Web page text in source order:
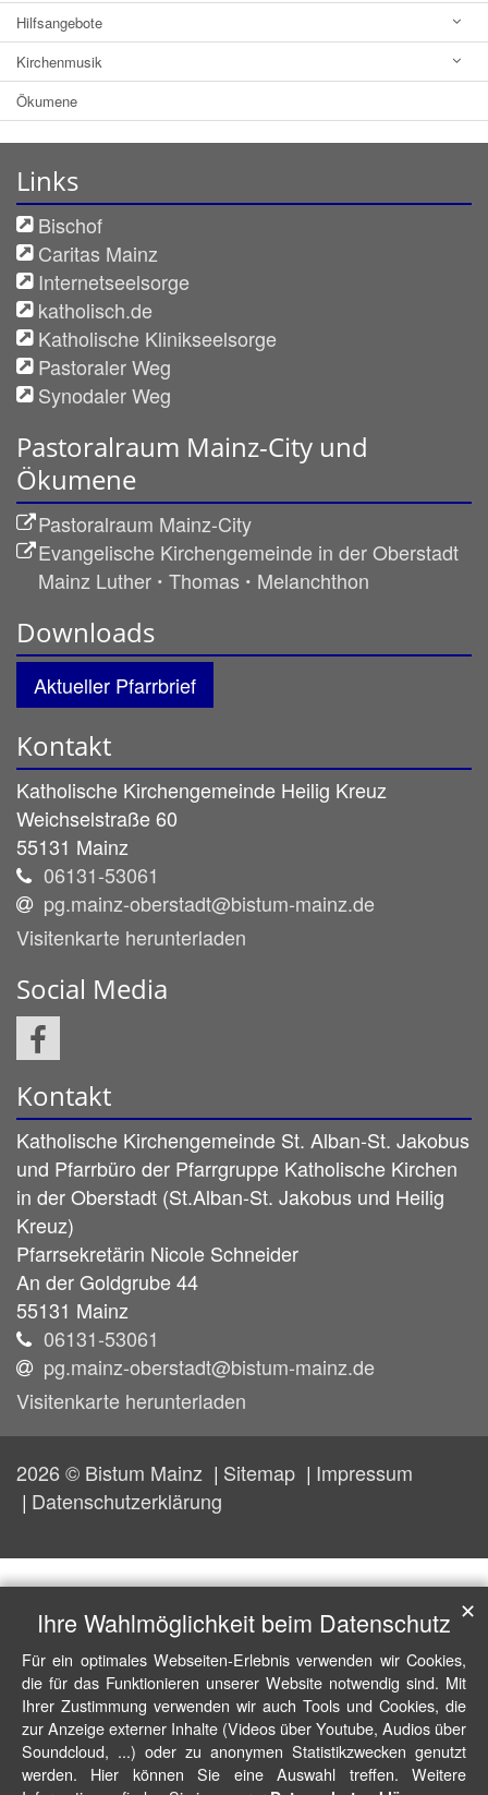
Hilfsangebote
Kirchenmusik
Ökumene
Links
Bischof
Caritas Mainz
Internetseelsorge
katholisch.de
Katholische Klinikseelsorge
Pastoraler Weg
Synodaler Weg
Pastoralraum Mainz-City und
Ökumene
Pastoralraum Mainz-City
Evangelische Kirchengemeinde in der Oberstadt
Mainz Luther ꞏ Thomas ꞏ Melanchthon
Downloads
Aktueller Pfarrbrief
Kontakt
Katholische Kirchengemeinde Heilig Kreuz
Weichselstraße 60
55131 Mainz
06131-53061
pg.mainz-oberstadt@bistum-mainz.de
Visitenkarte herunterladen
Social Media
Kontakt
Katholische Kirchengemeinde St. Alban-St. Jakobus
und Pfarrbüro der Pfarrgruppe Katholische Kirchen
in der Oberstadt (St.Alban-St. Jakobus und Heilig
Kreuz)
Pfarrsekretärin Nicole Schneider
An der Goldgrube 44
55131 Mainz
06131-53061
pg.mainz-oberstadt@bistum-mainz.de
Visitenkarte herunterladen
2026 © Bistum Mainz Sitemap
Impressum
Datenschutzerklärung
Ihre Wahlmöglichkeit beim Datenschutz
Für ein optimales Webseiten-Erlebnis verwenden wir Cookies,
die für das Funktionieren unserer Website notwendig sind. Mit
Ihrer Zustimmung verwenden wir auch Tools und Cookies, die
zur Anzeige externer Inhalte (Videos über Youtube, Audios über
Soundcloud, ...) oder zu anonymen Statistikzwecken genutzt
werden. Hier können Sie eine Auswahl treffen. Weitere
✕